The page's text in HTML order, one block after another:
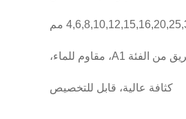
المميزات: آمن وصحي، مقاوم للحريق من الفئة A1، مقاوم للماء،
كثافة عالية، قابل للتخصيص